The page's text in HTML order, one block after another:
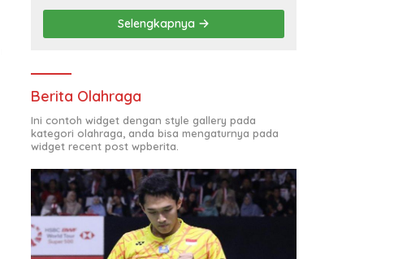
Selengkapnya
Berita Olahraga
Ini contoh widget dengan style gallery pada
kategori olahraga, anda bisa mengaturnya pada
widget recent post wpberita.